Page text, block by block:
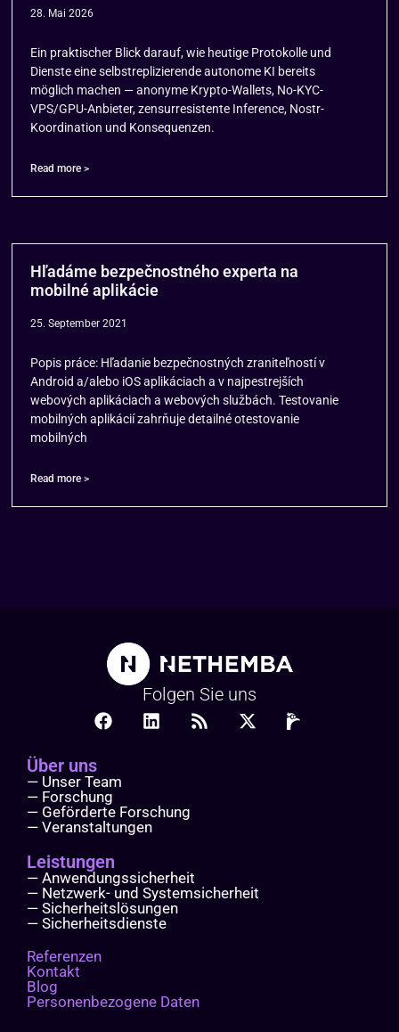
28. Mai 2026
Ein praktischer Blick darauf, wie heutige Protokolle und
Dienste eine selbstreplizierende autonome KI bereits
möglich machen — anonyme Krypto-Wallets, No-KYC-
VPS/GPU-Anbieter, zensurresistente Inference, Nostr-
Koordination und Konsequenzen.
Read more >
Hľadáme bezpečnostného experta na
mobilné aplikácie
25. September 2021
Popis práce: Hľadanie bezpečnostných zraniteľností v
Android a/alebo iOS aplikáciach a v najpestrejších
webových aplikáciach a webových službách. Testovanie
mobilných aplikácií zahrňuje detailné otestovanie
mobilných
Read more >
Folgen Sie uns
Über uns
— Unser Team
— Forschung
— Geförderte Forschung
— Veranstaltungen
Leistungen
— Anwendungssicherheit
— Netzwerk- und Systemsicherheit
— Sicherheitslösungen
— Sicherheitsdienste
Referenzen
Kontakt
Blog
Personenbezogene Daten